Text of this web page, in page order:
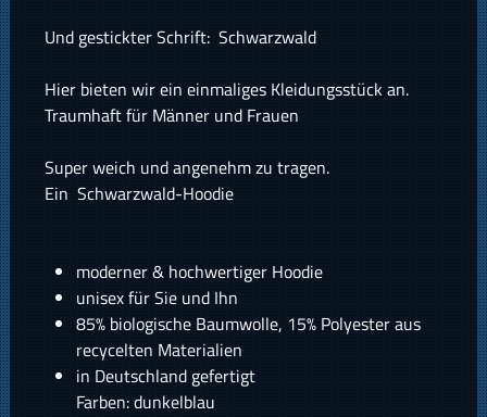
Und gestickter Schrift: Schwarzwald
Hier bieten wir ein einmaliges Kleidungsstück an.
Traumhaft für Männer und Frauen
Super weich und angenehm zu tragen.
Ein Schwarzwald-Hoodie
moderner & hochwertiger Hoodie
unisex für Sie und Ihn
85% biologische Baumwolle, 15% Polyester aus
recycelten Materialien
in Deutschland gefertigt
Farben: dunkelblau